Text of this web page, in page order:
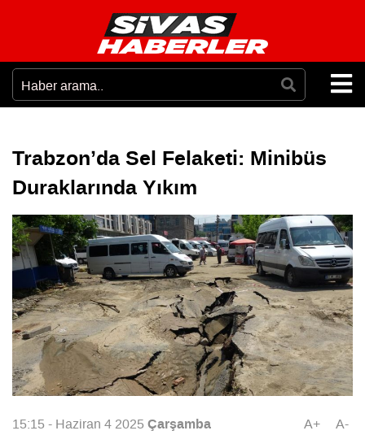
Trabzon’da Sel Felaketi: Minibüs
Duraklarında Yıkım
15:15 - Haziran 4 2025Çarşamba A+ A-